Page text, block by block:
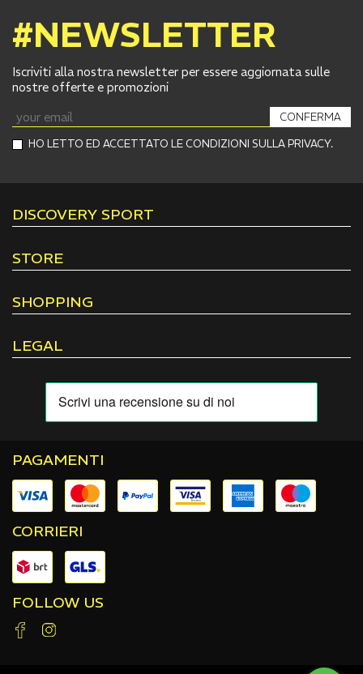
#NEWSLETTER
Iscriviti alla nostra newsletter per essere aggiornata sulle
nostre offerte e promozioni
HO LETTO ED ACCETTATO LE CONDIZIONI SULLA PRIVACY.
CONFERMA
DISCOVERY SPORT
STORE
SHOPPING
LEGAL
PAGAMENTI
CORRIERI
FOLLOW US